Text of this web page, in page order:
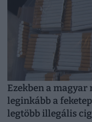
Ezekben a magyar
leginkább a
legtöbb illegális